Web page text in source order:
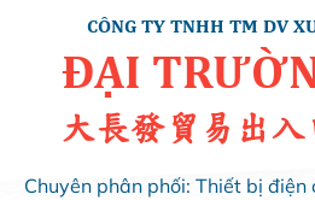
CÔNG TY TNHH TM DV
ĐẠI
大長發貿易出入
Chuyên phân phối: Thiết bị